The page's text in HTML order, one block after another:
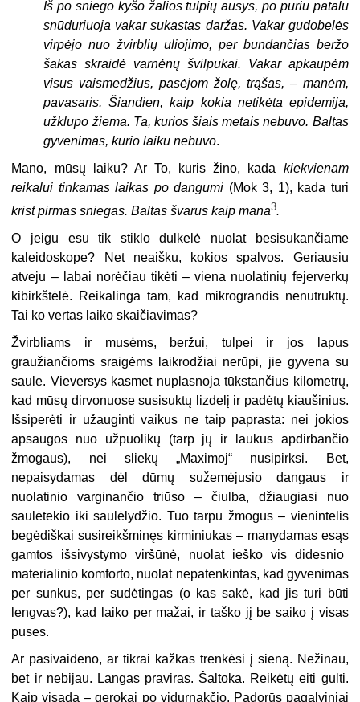
Iš po sniego kyšo žalios tulpių ausys, po puriu patalu
snūduriuoja vakar sukastas daržas. Vakar gudobelės
virpėjo nuo žvirblių uliojimo, per bundančias beržo
šakas skraidė varnėnų švilpukai. Vakar apkaupėm
visus vaismedžius, pasėjom žolę, trąšas, – manėm,
pavasaris. Šiandien, kaip kokia netikėta epidemija,
užklupo žiema. Ta, kurios šiais metais nebuvo. Baltas
gyvenimas, kurio laiku nebuvo.
Mano, mūsų laiku? Ar To, kuris žino, kada kiekvienam
reikalui tinkamas laikas po dangumi (Mok 3, 1), kada turi
kristpirmas sniegas. Baltas švarus kaipmana3.
O jeigu esu tik stiklo dulkelė nuolat besisukančiame
kaleidoskope? Net neaišku, kokios spalvos. Geriausiu
atveju – labai norėčiau tikėti – viena nuolatinių fejerverkų
kibirkštėlė. Reikalinga tam, kad mikrograndis nenutrūktų.
Tai ko vertas laiko skaičiavimas?
Žvirbliams ir musėms, beržui, tulpei ir jos lapus
graužiančioms sraigėms laikrodžiai nerūpi, jie gyvena su
saule. Vieversys kasmet nuplasnoja tūkstančius kilometrų,
kad mūsų dirvonuose susisuktų lizdelį ir padėtų kiaušinius.
Išsiperėti ir užauginti vaikus ne taip paprasta: nei jokios
apsaugos nuo užpuolikų (tarp jų ir laukus apdirbančio
žmogaus), nei sliekų „Maximoj“ nusipirksi. Bet,
nepaisydamas dėl dūmų sužemėjusio dangaus ir
nuolatinio varginančio triūso – čiulba, džiaugiasi nuo
saulėtekio iki saulėlydžio. Tuo tarpu žmogus – vienintelis
begėdiškai susireikšminęs kirminiukas – manydamas esąs
gamtos išsivystymo viršūnė, nuolat ieško vis didesnio
materialinio komforto, nuolat nepatenkintas, kad gyvenimas
per sunkus, per sudėtingas (o kas sakė, kad jis turi būti
lengvas?), kad laiko per mažai, ir taško jį be saiko į visas
puses.
Ar pasivaideno, ar tikrai kažkas trenkėsi į sieną. Nežinau,
bet ir nebijau. Langas praviras. Šaltoka. Reikėtų eiti gulti.
Kaip visada – gerokai po vidurnakčio. Padorūs pagalviniai